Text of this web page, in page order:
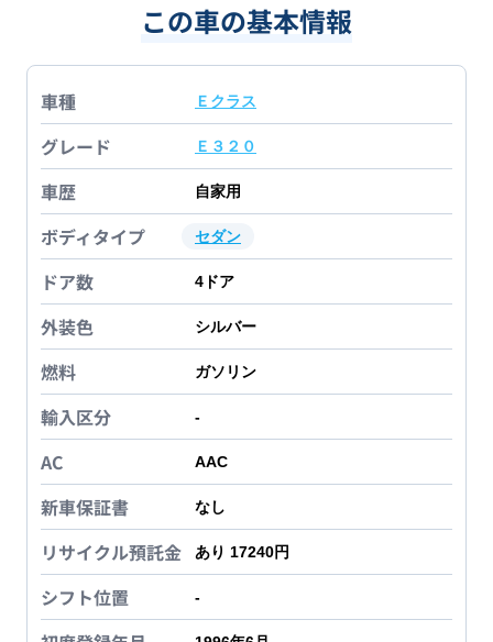
この車の基本情報
車種 Ｅクラス
グレード Ｅ３２０
車歴 自家用
ボディタイプ セダン
ドア数 4 ドア
外装色 シルバー
燃料 ガソリン
輸入区分 -
AC AAC
新車保証書 なし
リサイクル預託金 あり 17240円
シフト位置 -